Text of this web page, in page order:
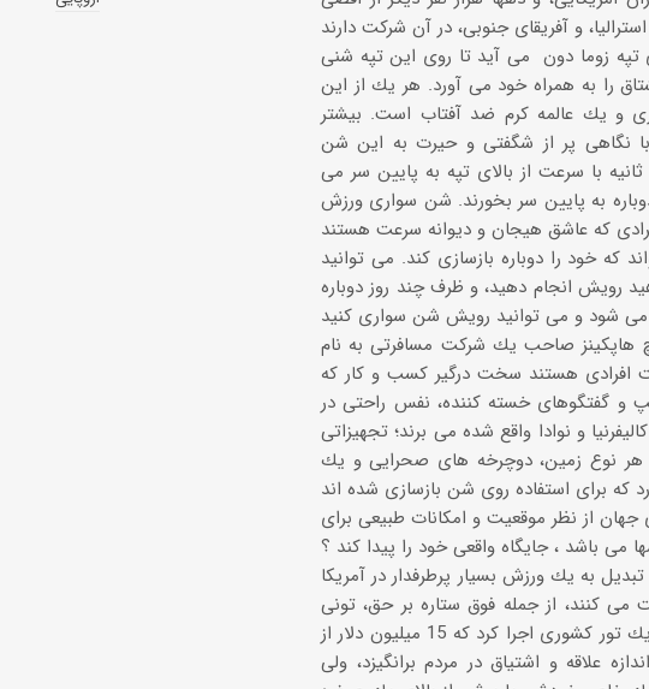
و آفریقای جنوبی، در آن شركت دارند
تپه زوما دون می آید تا روی این تپه شنی
را به همراه خود می آورد. هر یك از این
و یك عالمه كرم ضد آفتاب است. بیشتر
نگاهی پر از شگفتی و حیرت به این شن
با سرعت از بالای تپه به پایین سر می
را به نوك تپه بروند و دوباره به پایین سر بخورند. شن سواری ورزش
خود را دوباره بازسازی كند. می توانید
انجام دهید، و ظرف چند روز دوباره
هاپكینز صاحب یك شركت مسافرتی به نام
افرادی هستند سخت درگیر كسب و كار كه
و گفتگوهای خسته كننده، نفس راحتی در
و نوادا واقع شده می برند؛ تجهیزاتی
هر نوع زمین، دوچرخه های صحرایی و یك
از نظر موقعیت و امكانات طبیعی برای
می باشد ، جایگاه واقعی خود را پیدا كند ؟
به یك ورزش بسیار پرطرفدار در آمریكا
كنند، از جمله فوق ستاره بر حق، تونی
هاك، كه بازی های ویدئویی و مارك لباس مخصوص خودش را دارد، و یك تور كشوری اجرا كرد كه 15 میلیون دلار از
علاقه و اشتیاق در مردم برانگیزد، ولی